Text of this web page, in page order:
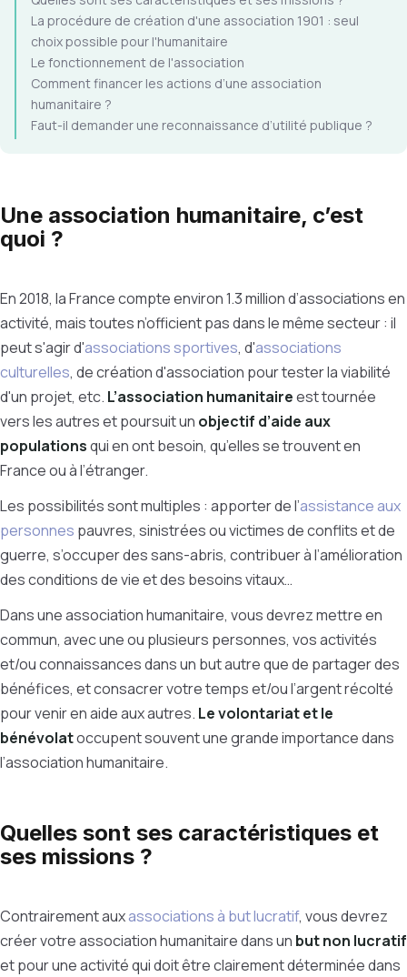
La procédure de création d'une association 1901 : seul
choix possible pour l'humanitaire
Le fonctionnement de l'association
Comment financer les actions d’une association
humanitaire ?
Faut-il demander une reconnaissance d’utilité publique ?
Une association humanitaire, c’est
quoi ?
En 2018, la France compte environ 1.3 million d’associations en
activité, mais toutes n’officient pas dans le même secteur : il
peut s'agir d'associations sportives, d'associations
culturelles, de création d'association pour tester la viabilité
d'un projet, etc. L’association humanitaireest tournée
vers les autres et poursuit un objectif d’aide aux
populationsqui en ont besoin, qu’elles se trouvent en
France ou à l’étranger.
Les possibilités sont multiples : apporter de l’assistance aux
personnes pauvres, sinistrées ou victimes de conflits et de
guerre, s’occuper des sans-abris, contribuer à l’amélioration
des conditions de vie et des besoins vitaux…
Dans une association humanitaire, vous devrez mettre en
commun, avec une ou plusieurs personnes, vos activités
et/ou connaissances dans un but autre que de partager des
bénéfices, et consacrer votre temps et/ou l’argent récolté
pour venir en aide aux autres. Le volontariat et le
bénévolatoccupent souvent une grande importance dans
l’association humanitaire.
Quelles sont ses caractéristiques et
ses missions ?
Contrairement auxassociations à but lucratif, vous devrez
créer votre association humanitaire dans un but non lucratif
et pour une activité qui doit être clairement déterminée dans